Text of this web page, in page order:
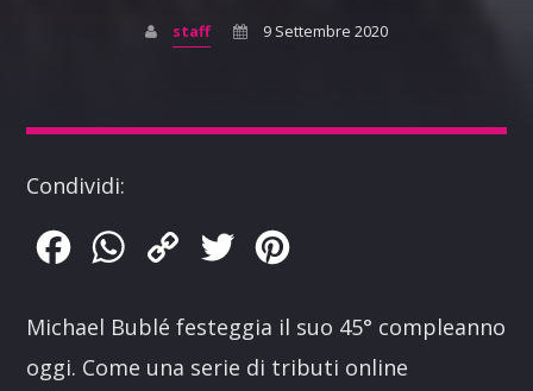
staff 9 Settembre 2020
Condividi:
FacebookWhatsApp
Copy
Twitter
Michael Bublé festeggia il suo 45° compleanno
oggi. Come una serie di tributi online